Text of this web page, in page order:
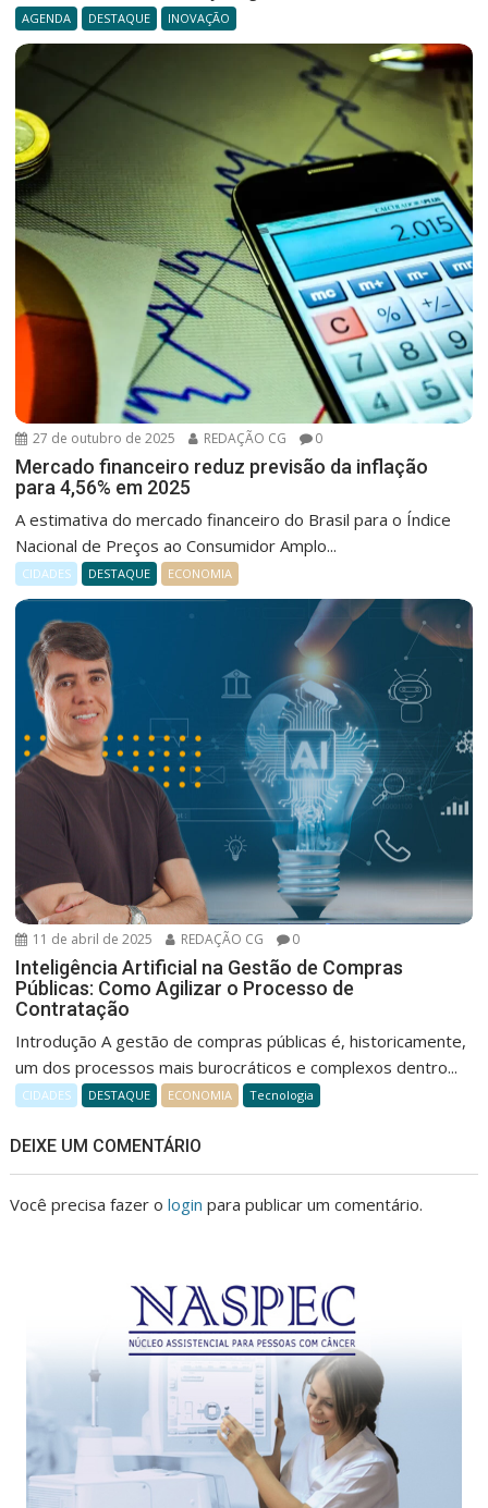
AGENDA DESTAQUE INOVAÇÃO
27 de outubro de 2025 REDAÇÃO CG 0
Mercado financeiro reduz previsão da inflação
para 4,56% em 2025
A estimativa do mercado financeiro do Brasil para o Índice
Nacional de Preços ao Consumidor Amplo...
CIDADES DESTAQUE ECONOMIA
11 de abril de 2025 REDAÇÃO CG 0
Inteligência Artificial na Gestão de Compras
Públicas: Como Agilizar o Processo de
Contratação
Introdução A gestão de compras públicas é, historicamente,
um dos processos mais burocráticos e complexos dentro...
CIDADES DESTAQUE ECONOMIA Tecnologia
DEIXE UM COMENTÁRIO
Você precisa fazer ologin para publicar um comentário.